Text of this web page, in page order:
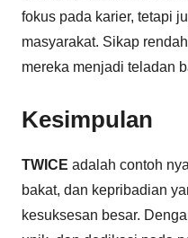
fokus pada karier, tetapi
masyarakat. Sikap
mereka menjadi teladan
Kesimpulan
TWICE adalah contoh
bakat, dan kepribadian
kesuksesan besar.